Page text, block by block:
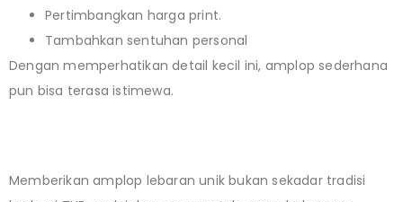
Pertimbangkan harga print.
Tambahkan sentuhan personal
Dengan memperhatikan detail kecil ini, amplop sederhana
pun bisa terasa istimewa.
Memberikan amplop lebaran unik bukan sekadar tradisi